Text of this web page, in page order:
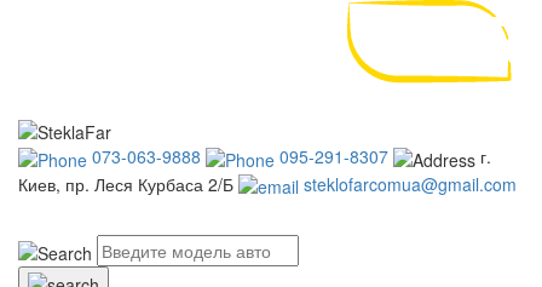
073-063-9888 095-291-8307
г.
Киев, пр. Леся Курбаса 2/Б
steklofarcomua@gmail.com